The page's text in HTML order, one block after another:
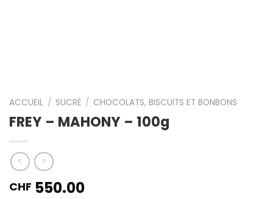
ACCUEIL / SUCRÉ / CHOCOLATS, BISCUITS ET BONBONS
FREY – MAHONY – 100g
CHF 550.00